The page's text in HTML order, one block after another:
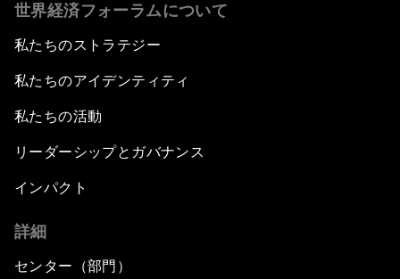
世界経済フォーラムについて
私たちのストラテジー
私たちのアイデンティティ
私たちの活動
リーダーシップとガバナンス
インパクト
詳細
センター（部門）